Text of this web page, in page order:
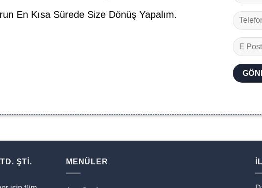
En Kısa Sürede Size Dönüş Yapalım.
ŞTİ. MENÜLER